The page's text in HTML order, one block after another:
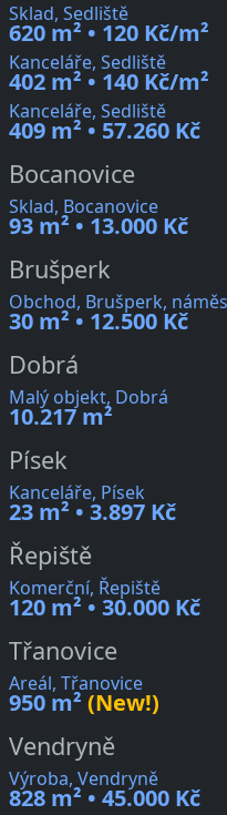
Sklad, Sedliště
620 m² • 120 Kč/m²
Kanceláře, Sedliště
402 m² • 140 Kč/m²
Kanceláře, Sedliště
409 m² • 57.260 Kč
Bocanovice
Sklad, Bocanovice
93 m² • 13.000 Kč
Brušperk
Obchod, Brušperk,
30 m² • 12.500 Kč
Dobrá
Malý objekt, Dobrá
10.217 m²
Písek
Kanceláře, Písek
23 m² • 3.897 Kč
Řepiště
Komerční, Řepiště
120 m² • 30.000 Kč
Třanovice
Areál, Třanovice
950 m² (New!)
Vendryně
Výroba, Vendryně
828 m² • 45.000 Kč